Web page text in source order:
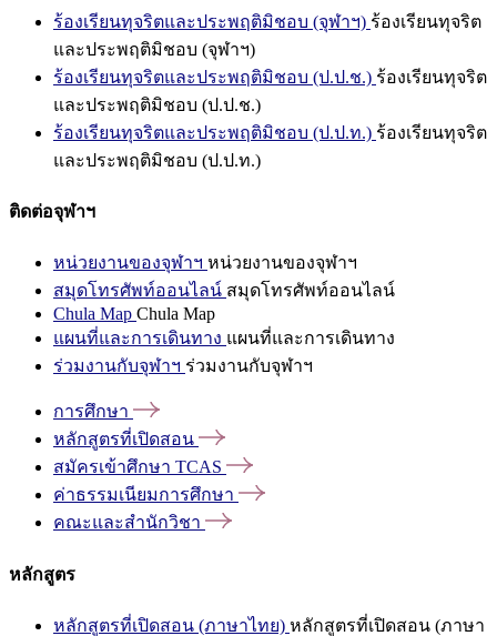
ร้องเรียนทุจริตและประพฤติมิชอบ (จุฬาฯ) ร้องเรียนทุจริต
และประพฤติมิชอบ (จุฬาฯ)
ร้องเรียนทุจริตและประพฤติมิชอบ (ป.ป.ช.) ร้องเรียนทุจริต
และประพฤติมิชอบ (ป.ป.ช.)
ร้องเรียนทุจริตและประพฤติมิชอบ (ป.ป.ท.) ร้องเรียนทุจริต
และประพฤติมิชอบ (ป.ป.ท.)
ติดต่อจุฬาฯ
หน่วยงานของจุฬาฯ หน่วยงานของจุฬาฯ
สมุดโทรศัพท์ออนไลน์ สมุดโทรศัพท์ออนไลน์
Chula Map Chula Map
แผนที่และการเดินทาง แผนที่และการเดินทาง
ร่วมงานกับจุฬาฯ ร่วมงานกับจุฬาฯ
การศึกษา
หลักสูตรที่เปิดสอน
สมัครเข้าศึกษา TCAS
ค่าธรรมเนียมการศึกษา
คณะและสำนักวิชา
หลักสูตร
หลักสูตรที่เปิดสอน (ภาษาไทย) หลักสูตรที่เปิดสอน (ภาษา